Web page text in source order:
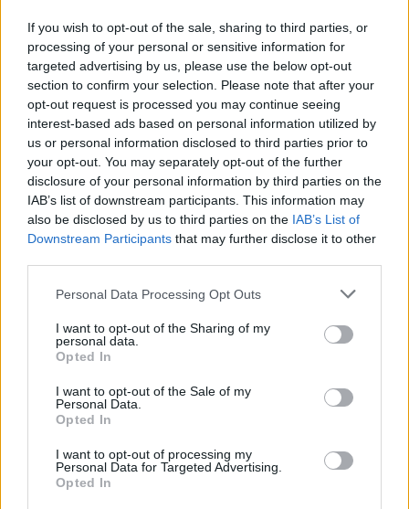
If you wish to opt-out of the sale, sharing to third parties, or
processing of your personal or sensitive information for
targeted advertising by us, please use the below opt-out
section to confirm your selection. Please note that after your
opt-out request is processed you may continue seeing
interest-based ads based on personal information utilized by
us or personal information disclosed to third parties prior to
your opt-out. You may separately opt-out of the further
disclosure of your personal information by third parties on the
IAB’s list of downstream participants. This information may
also be disclosed by us to third parties on the IAB’s List of
Downstream Participants that may further disclose it to other
Personal Data Processing Opt Outs
I want to opt-out of the Sharing of my
personal data.
Opted In
I want to opt-out of the Sale of my
Personal Data.
Opted In
I want to opt-out of processing my
Personal Data for Targeted Advertising.
Opted In
GERMIGNAGA
Piccole Italie, un incontro sul
futuro dei Comuni